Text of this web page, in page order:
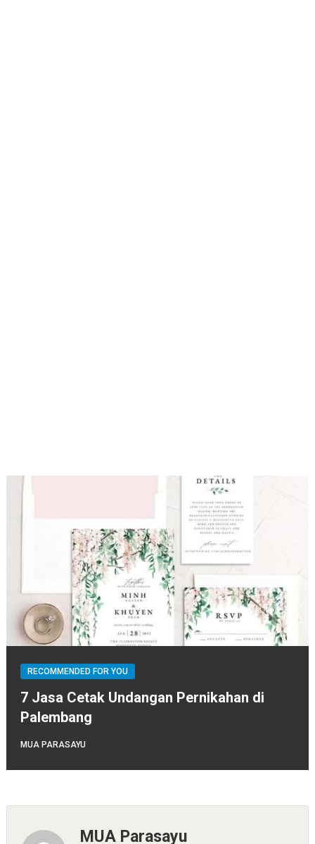
RECOMMENDED FOR YOU
7 Jasa Cetak Undangan Pernikahan di
Palembang
MUA PARASAYU
MUA Parasayu